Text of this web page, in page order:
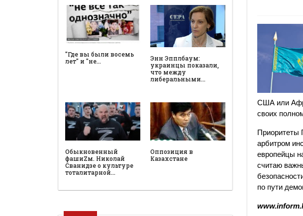
"Где вы были восемь
лет" и "не…
Энн Эпплбаум:
украинцы показали,
что между
либеральными…
Обыкновенный
фашиZм. Николай
Сванидзе о культуре
тоталитарной…
Оппозиция в
Казахстане
США или
своих
Приоритеты
арбитром
европейцы
считаю
по пути